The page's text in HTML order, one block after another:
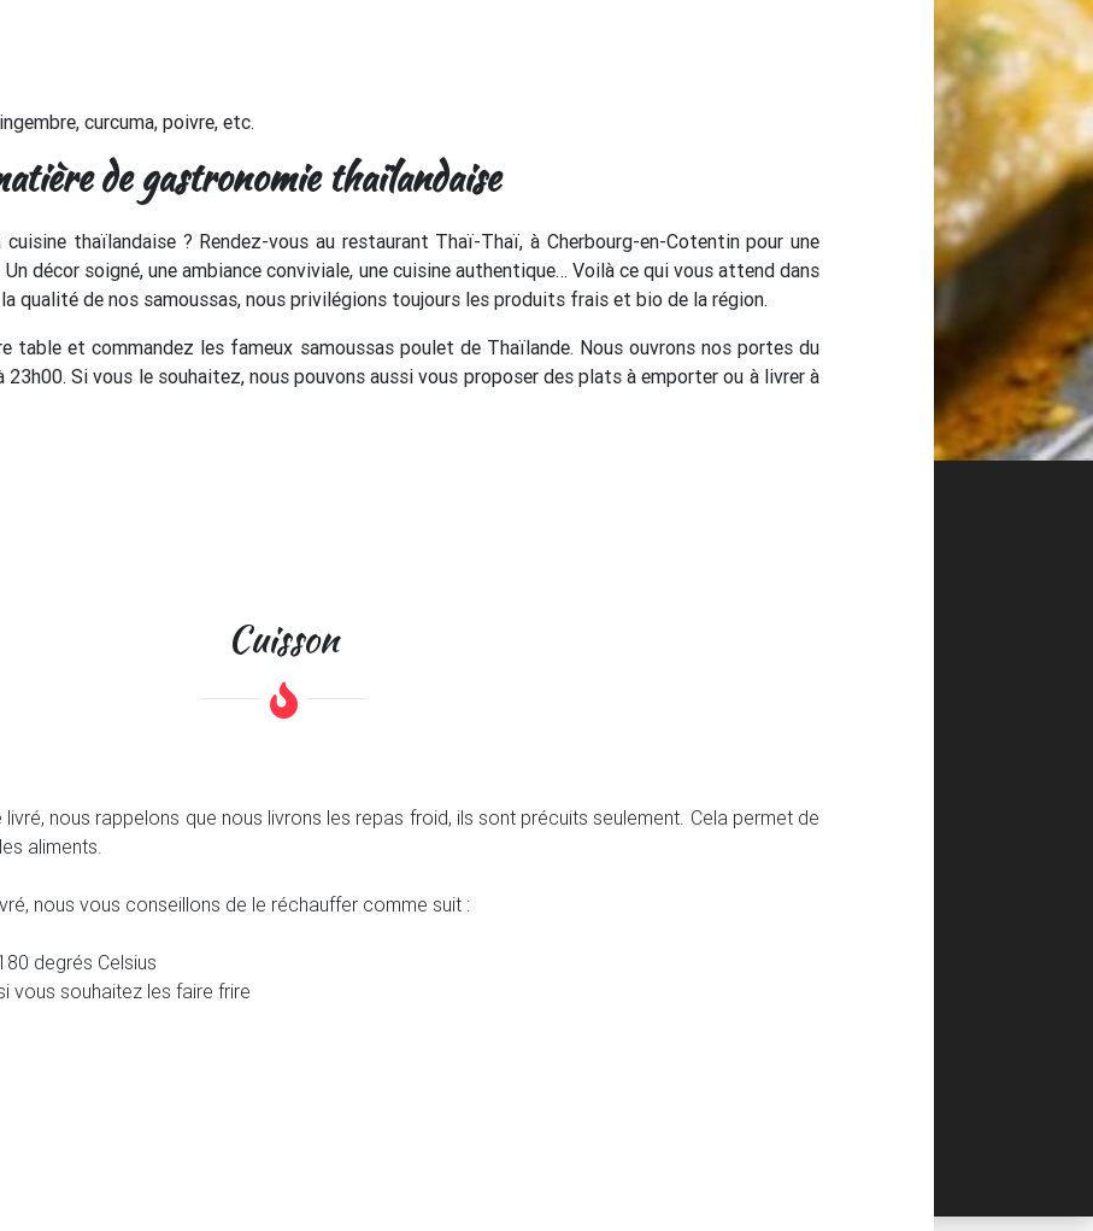
curcuma, poivre, etc.
de gastronomie thaïlandaise
cuisine thaïlandaise ? Rendez-vous au restaurant Thaï-Thaï, à Cherbourg-en-Cotentin pour une
décor soigné, une ambiance conviviale, une cuisine authentique… Voilà ce qui vous attend dans
qualité de nos samoussas, nous privilégions toujours les produits frais et bio de la région.
table et commandez les fameux samoussas poulet de Thaïlande. Nous ouvrons nos portes du
23h00. Si vous le souhaitez, nous pouvons aussi vous proposer des plats à emporter ou à livrer à
Cuisson
nous rappelons que nous livrons les repas froid, ils sont précuits seulement. Cela permet de
aliments.
nous vous conseillons de le réchauffer comme suit :
degrés Celsius
vous souhaitez les faire frire